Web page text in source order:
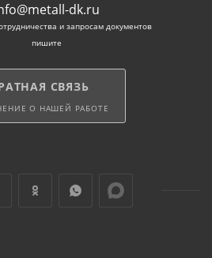
dk.ru
и запросам документов
пишите
СВЯЗЬ
О НАШЕЙ РАБОТЕ